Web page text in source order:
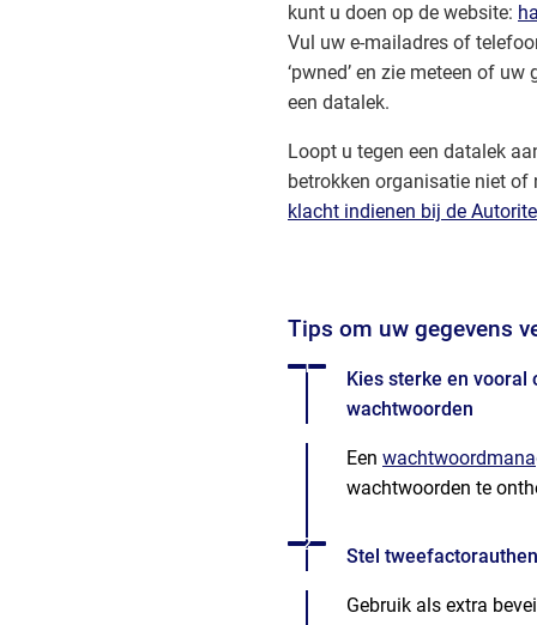
kunt u doen op de website:
Vul uw e-mailadres of
‘pwned’ en zie meteen of
een datalek.
Loopt u tegen een datalek
betrokken organisatie niet of
klacht indienen bij de
Tips om uw gegevens
Kies sterke en vooral
wachtwoorden
Status: Actief
Opvolgingsnummer:
1
Een
wachtwoorden te
Stel
Status: Actief
Opvolgingsnummer:
2
Gebruik als extra